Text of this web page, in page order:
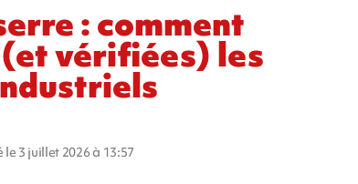
: comment
vérifiées) les
le 3 juillet 2026 à 13:57